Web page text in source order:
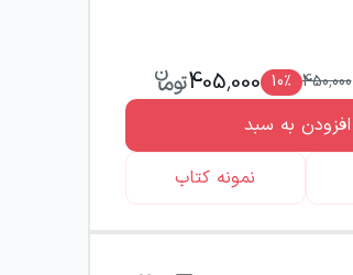
450,000
10٪ 405,000
افزودن به سبد
نمونه کتاب